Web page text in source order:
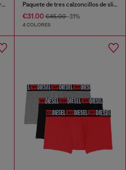
Regular Cintura Media 2032 D-Krooley Joggjeans® Paquete de tres calzoncillos de slip de color liso
€31.00€45.00-31%
4 COLORES